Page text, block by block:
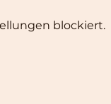
blockiert.